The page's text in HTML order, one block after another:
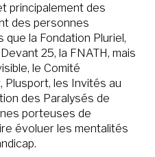
principalement des
des personnes
la Fondation Pluriel,
25, la FNATH, mais
le Comité
Plusport, les Invités au
des Paralysés de
porteuses de
évoluer les mentalités